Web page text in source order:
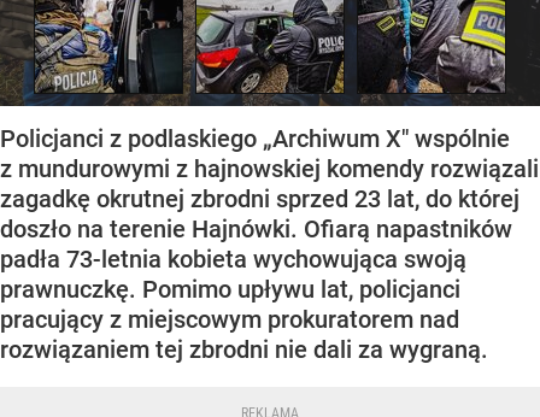
Policjanci z podlaskiego „Archiwum X" wspólnie
z mundurowymi z hajnowskiej komendy rozwiązali
zagadkę okrutnej zbrodni sprzed 23 lat, do której
doszło na terenie Hajnówki. Ofiarą napastników
padła 73-letnia kobieta wychowująca swoją
prawnuczkę. Pomimo upływu lat, policjanci
pracujący z miejscowym prokuratorem nad
rozwiązaniem tej zbrodni nie dali za wygraną.